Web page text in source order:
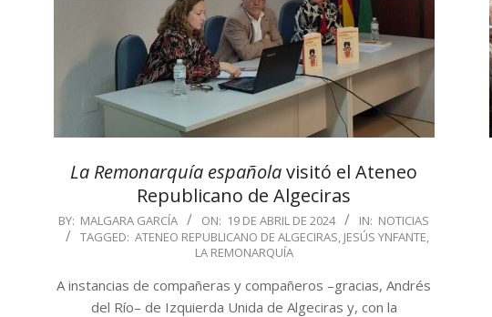
La Remonarquía españolavisitó el Ateneo
Republicano de Algeciras
2024-
04-
BY: MALGARA GARCÍA ON: 19 DE ABRIL DE 2024 IN: NOTICIAS
TAGGED: ATENEO REPUBLICANO DE ALGECIRAS, JESÚS YNFANTE,
LA REMONARQUÍA
A instancias de compañeras y compañeros –gracias, Andrés
del Río– de Izquierda Unida de Algeciras y, con la